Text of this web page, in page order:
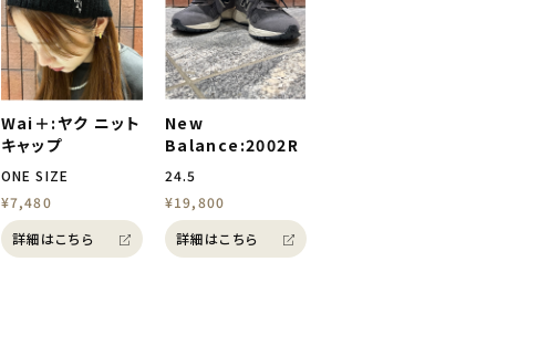
Wai＋:ヤク ニット
キャップ
ONE SIZE
¥7,480
詳細はこちら
New
Balance:2002R
24.5
¥19,800
詳細はこちら